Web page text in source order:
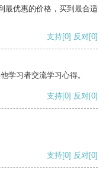
最优惠的价格，买到最合适
支持[0] 反对[0]
学习者交流学习心得。
支持[0] 反对[0]
支持[0] 反对[0]